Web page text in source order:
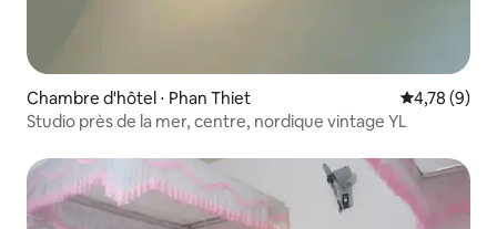
Chambre d'hôtel ⋅ Phan Thiet Évaluation
4,78 (9)
Studio près de la mer, centre, nordique vintage YL